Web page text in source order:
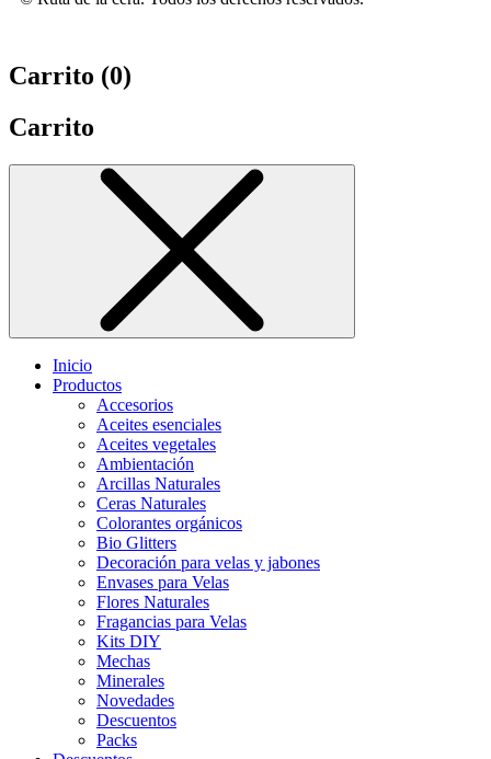
Carrito (0)
Carrito
Inicio
Productos
Accesorios
Aceites esenciales
Aceites vegetales
Ambientación
Arcillas Naturales
Ceras Naturales
Colorantes orgánicos
Bio Glitters
Decoración para velas y jabones
Envases para Velas
Flores Naturales
Fragancias para Velas
Kits DIY
Mechas
Minerales
Novedades
Descuentos
Packs